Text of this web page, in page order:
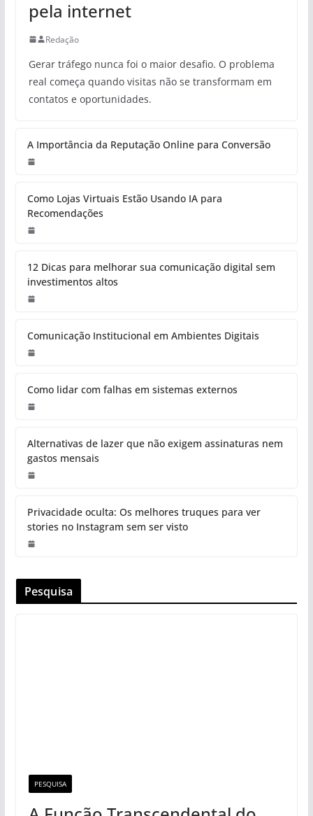
pela internet
Redação
Gerar tráfego nunca foi o maior desafio. O problema
real começa quando visitas não se transformam em
contatos e oportunidades.
A Importância da Reputação Online para Conversão
Como Lojas Virtuais Estão Usando IA para
Recomendações
12 Dicas para melhorar sua comunicação digital sem
investimentos altos
Comunicação Institucional em Ambientes Digitais
Como lidar com falhas em sistemas externos
Alternativas de lazer que não exigem assinaturas nem
gastos mensais
Privacidade oculta: Os melhores truques para ver
stories no Instagram sem ser visto
Pesquisa
PESQUISA